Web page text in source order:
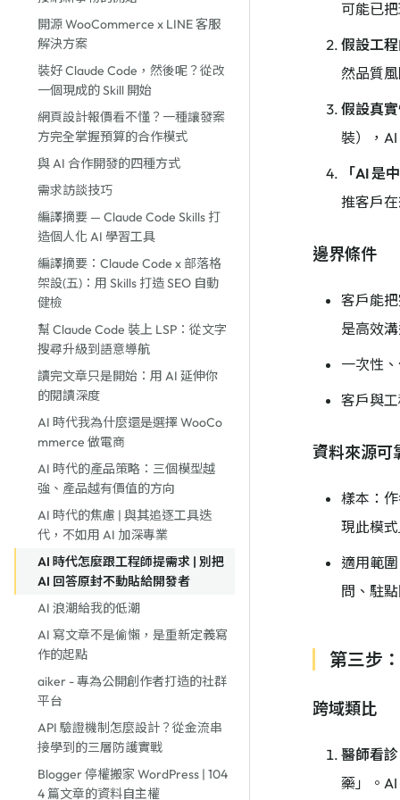
開源 WooCommerce x LINE 客服
解決方案
裝好 Claude Code，然後呢？從改
一個現成的 Skill 開始
網頁設計報價看不懂？一種讓發案
方完全掌握預算的合作模式
與 AI 合作開發的四種方式
需求訪談技巧
編譯摘要 — Claude Code Skills 打
造個人化 AI 學習工具
編譯摘要：Claude Code x 部落格
架設(五)：用 Skills 打造 SEO 自動
健檢
幫 Claude Code 裝上 LSP：從文字
搜尋升級到語意導航
讀完文章只是開始：用 AI 延伸你
的閱讀深度
AI 時代我為什麼還是選擇 WooCo
mmerce 做電商
AI 時代的產品策略：三個模型越
強、產品越有價值的方向
AI 時代的焦慮 | 與其追逐工具迭
代，不如用 AI 加深專業
AI 時代怎麼跟工程師提需求 | 別把
AI 回答原封不動貼給開發者
AI 浪潮給我的低潮
AI 寫文章不是偷懶，是重新定義寫
作的起點
aiker - 專為公開創作者打造的社群
平台
API 驗證機制怎麼設計？從金流串
接學到的三層防護實戰
Blogger 停權搬家 WordPress | 104
4 篇文章的資料自主權
可能已
假設工
然品質
假設真
裝），
「AI 是
推客戶
邊界條件
客戶能
是高效
一次性
客戶與
資料來源可
樣本：
現此模
適用範
問、駐
第三步
跨域類比
醫師看
藥」。